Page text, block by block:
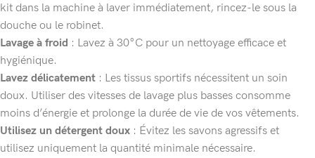
kit dans la machine à laver immédiatement, rincez-le sous la
douche ou le robinet.
Lavage à froid : Lavez à 30°C pour un nettoyage efficace et
hygiénique.
Lavez délicatement : Les tissus sportifs nécessitent un soin
doux. Utiliser des vitesses de lavage plus basses consomme
moins d’énergie et prolonge la durée de vie de vos vêtements.
Utilisez un détergent doux : Évitez les savons agressifs et
utilisez uniquement la quantité minimale nécessaire.